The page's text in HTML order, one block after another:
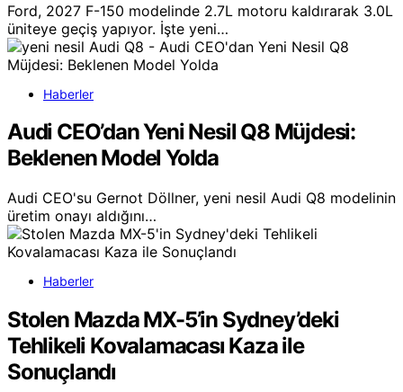
Ford, 2027 F-150 modelinde 2.7L motoru kaldırarak 3.0L
üniteye geçiş yapıyor. İşte yeni…
Haberler
Audi CEO’dan Yeni Nesil Q8 Müjdesi:
Beklenen Model Yolda
Audi CEO'su Gernot Döllner, yeni nesil Audi Q8 modelinin
üretim onayı aldığını…
Haberler
Stolen Mazda MX-5’in Sydney’deki
Tehlikeli Kovalamacası Kaza ile
Sonuçlandı